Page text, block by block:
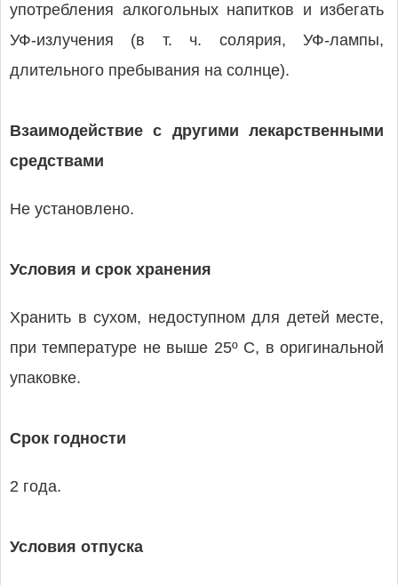
употребления алкогольных напитков и избегать
УФ-излучения (в т. ч. солярия, УФ-лампы,
длительного пребывания на солнце).
Взаимодействие с другими лекарственными
средствами
Не установлено.
Условия и срок хранения
Хранить в сухом, недоступном для детей месте,
при температуре не выше 25º С, в оригинальной
упаковке.
Срок годности
2 года.
Условия отпуска